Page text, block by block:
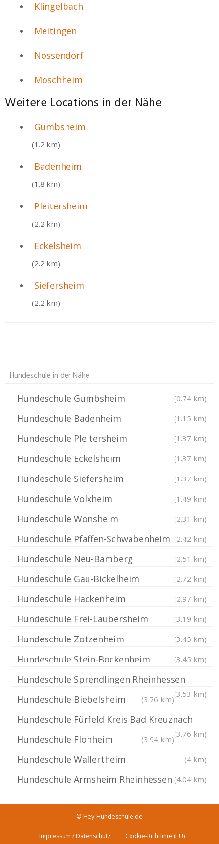
Klingelbach
Meitingen
Nossendorf
Moschheim
Weitere Locations in der Nähe
Gumbsheim
(1.2 km)
Badenheim
(1.8 km)
Pleitersheim
(2.2 km)
Eckelsheim
(2.2 km)
Siefersheim
(2.2 km)
Hundeschule in der Nähe
Hundeschule Gumbsheim (0.74 km)
Hundeschule Badenheim (1.15 km)
Hundeschule Pleitersheim (1.37 km)
Hundeschule Eckelsheim (1.37 km)
Hundeschule Siefersheim (1.37 km)
Hundeschule Volxheim (1.49 km)
Hundeschule Wonsheim (2.31 km)
Hundeschule Pfaffen-Schwabenheim (2.42 km)
Hundeschule Neu-Bamberg (2.51 km)
Hundeschule Gau-Bickelheim (2.72 km)
Hundeschule Hackenheim (2.97 km)
Hundeschule Frei-Laubersheim (3.19 km)
Hundeschule Zotzenheim (3.45 km)
Hundeschule Stein-Bockenheim (3.45 km)
Hundeschule Sprendlingen Rheinhessen
(3.53 km)
Hundeschule Biebelsheim (3.76 km)
Hundeschule Fürfeld Kreis Bad Kreuznach
(3.76 km)
Hundeschule Flonheim (3.94 km)
Hundeschule Wallertheim (4 km)
Hundeschule Armsheim Rheinhessen (4.04 km)
© Hey-Hundeschule.de
Impressum / Datenschutz Cookie-Richtlinie (EU)